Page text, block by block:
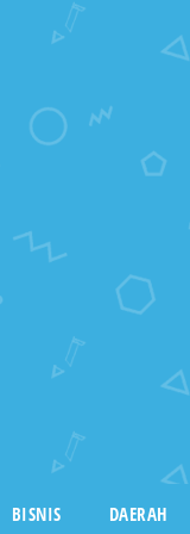
BISNIS DAERAH